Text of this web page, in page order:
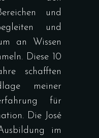
und
und
an Wissen
Diese 10
schafften
meiner
für
Die José
im